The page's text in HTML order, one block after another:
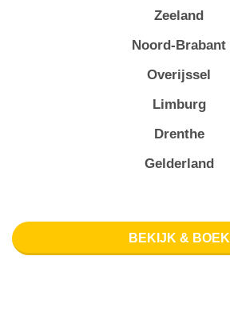
Zeeland
Noord-Brabant
Overijssel
Limburg
Drenthe
Gelderland
BEKIJK & BOEK